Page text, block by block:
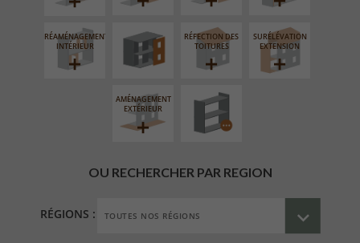
RÉAMÉNAGEMENT
INTÉRIEUR
RÉFECTION DES
TOITURES
SURÉLÉVATION
EXTENSION
AMÉNAGEMENT
EXTÉRIEUR
PROCÉDÉ
PARTICULIER
OU RECHERCHER PAR REGION
RÉGIONS :